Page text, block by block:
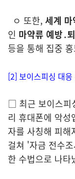
ㅇ 또한, 세계
인 마약류 예방․
등을 통해 집중
[2] 보이스피싱 대응
□ 최근 보이스
리 휴대폰에 악성
자를 사칭해 피해
걸쳐 '자금 전수
한 수법으로 나타